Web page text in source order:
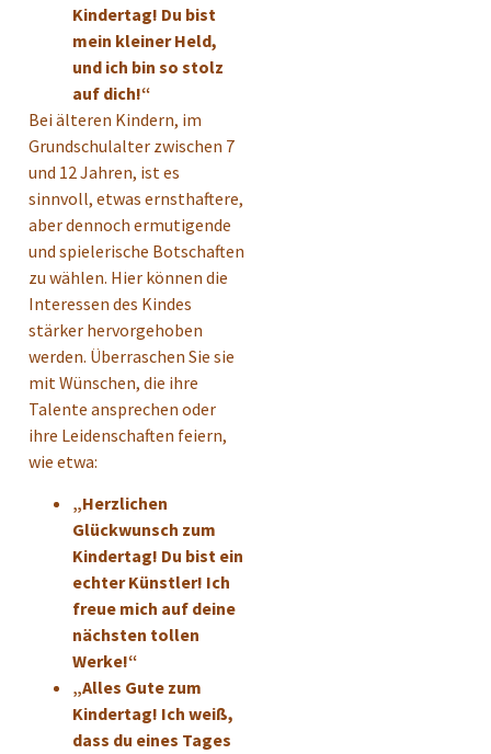
Kindertag! Du bist
mein kleiner Held,
und ich bin so stolz
auf dich!“
Bei älteren Kindern, im
Grundschulalter zwischen 7
und 12 Jahren, ist es
sinnvoll, etwas ernsthaftere,
aber dennoch ermutigende
und spielerische Botschaften
zu wählen. Hier können die
Interessen des Kindes
stärker hervorgehoben
werden. Überraschen Sie sie
mit Wünschen, die ihre
Talente ansprechen oder
ihre Leidenschaften feiern,
wie etwa:
„Herzlichen
Glückwunsch zum
Kindertag! Du bist ein
echter Künstler! Ich
freue mich auf deine
nächsten tollen
Werke!“
„Alles Gute zum
Kindertag! Ich weiß,
dass du eines Tages